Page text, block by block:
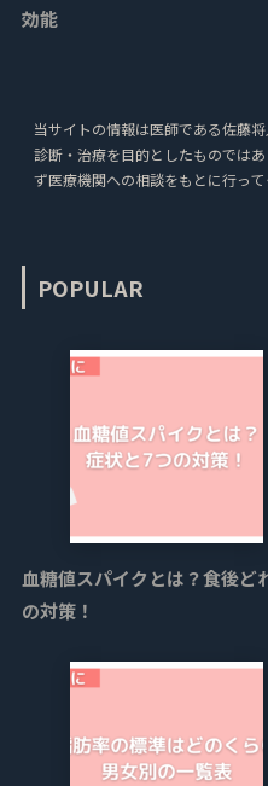
効能
当サイトの情報は医師である佐藤
診断・治療を目的としたものでは
ず医療機関への相談をもとに行って
POPULAR
血糖値スパイクとは？食後ど
の対策！